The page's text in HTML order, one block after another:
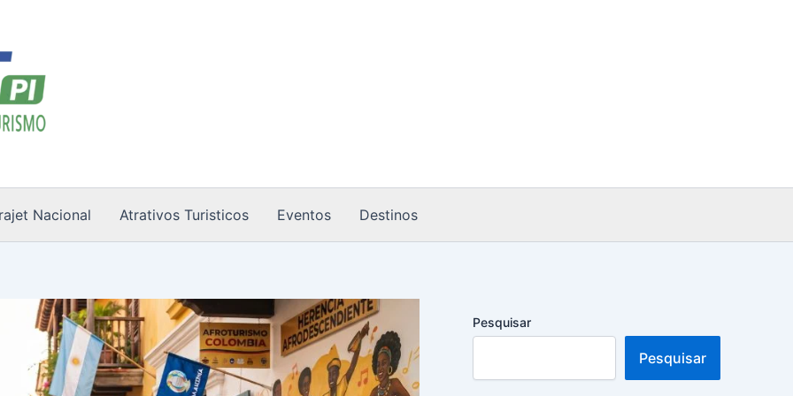
Nacional Atrativos Turisticos Eventos Destinos
Pesquisar
Pesquisar